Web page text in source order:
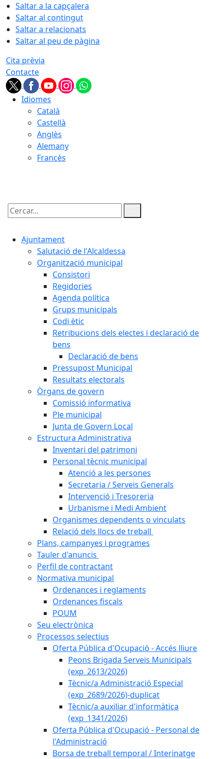
Saltar a la capçalera
Saltar al contingut
Saltar a relacionats
Saltar al peu de pàgina
Cita prèvia
Contacte
Idiomes
Català
Castellà
Anglès
Alemany
Francès
Cercar:
Ajuntament
Salutació de l'Alcaldessa
Organització municipal
Consistori
Regidories
Agenda política
Grups municipals
Codi ètic
Retribucions dels electes i declaració de
bens
Declaració de bens
Pressupost Municipal
Resultats electorals
Òrgans de govern
Comissió informativa
Ple municipal
Junta de Govern Local
Estructura Administrativa
Inventari del patrimoni
Personal tècnic municipal
Atenció a les persones
Secretaria / Serveis Generals
Intervenció i Tresoreria
Urbanisme i Medi Ambient
Organismes dependents o vinculats
Relació dels llocs de treball
Plans, campanyes i programes
Tauler d'anuncis
Perfil de contractant
Normativa municipal
Ordenances i reglaments
Ordenances fiscals
POUM
Seu electrònica
Processos selectius
Oferta Pública d'Ocupació - Accés lliure
Peons Brigada Serveis Municipals
(exp_2613/2026)
Tècnic/a Administració Especial
(exp_2689/2026)-duplicat
Tècnic/a auxiliar d'informàtica
(exp_1341/2026)
Oferta Pública d'Ocupació - Personal de
l'Administració
Borsa de treball temporal / Interinatge